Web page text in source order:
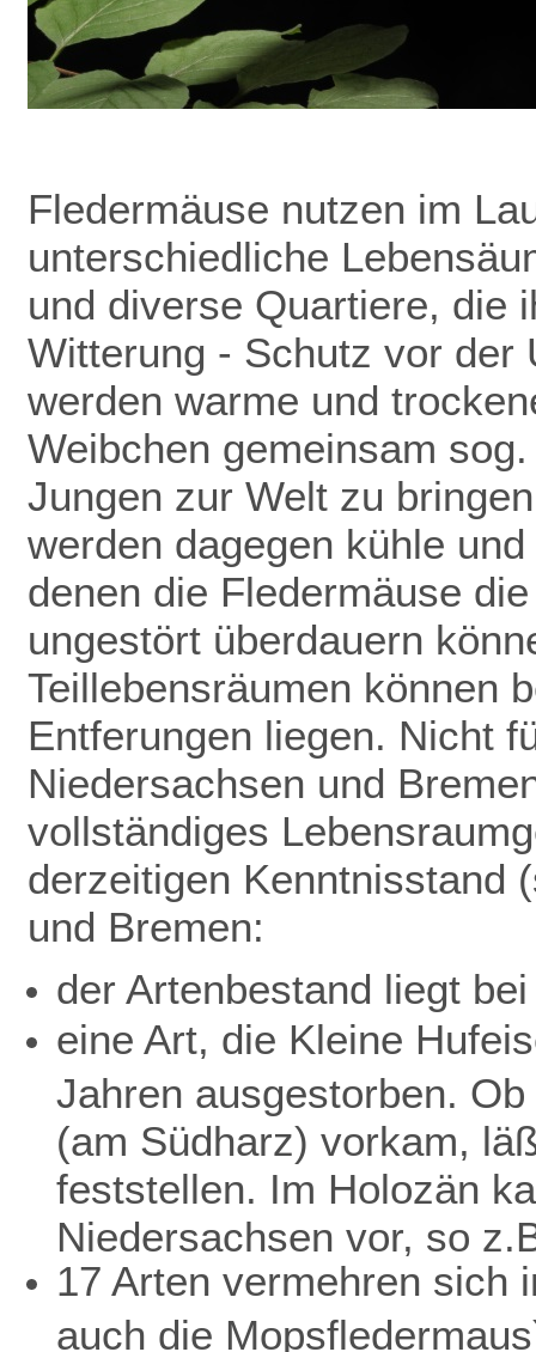
Fledermäuse nutzen im
unterschiedliche
und diverse Quartiere, die
Witterung - Schutz vor der
werden warme und
Weibchen gemeinsam
Jungen zur Welt zu
werden dagegen kühle
denen die Fledermäuse
ungestört überdauern
Teillebensräumen können
Entferungen liegen. Nicht
Niedersachsen und
vollständiges
derzeitigen Kenntnisstand
und Bremen:
der Artenbestand liegt
eine Art, die Kleine
Jahren ausgestorben.
(am Südharz) vorkam,
feststellen. Im Holozän
Niedersachsen vor, so
17 Arten vermehren sich
auch die